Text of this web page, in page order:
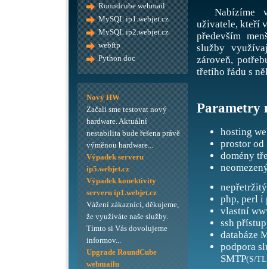
Nabízíme
uživatele, kteří
především
služby
zároveň,
třetího řádu s
Parametry
hosting
prostor od
domény
php, perl i
vlastní
ssh přístup
databáze
podpora
SMTP(S/
Roundcube webmail
MySQL ip1.webjet.cz
MySQL ip2.webjet.cz
webftp
Python doc
Nový HW
Začali sme testovat nový
hardware. Aktuální
nestabilita bude řešena právě
výměnou hardware...
Výpadek serveru
ip5.webjet.cz
Výpadek konektivity
serveru ip1.webjet.cz
Vážení zákazníci, děkujeme,
že využíváte naše služby.
Tímto si Vás dovolujeme
informov...
Upgrade RoundCube
webmailu